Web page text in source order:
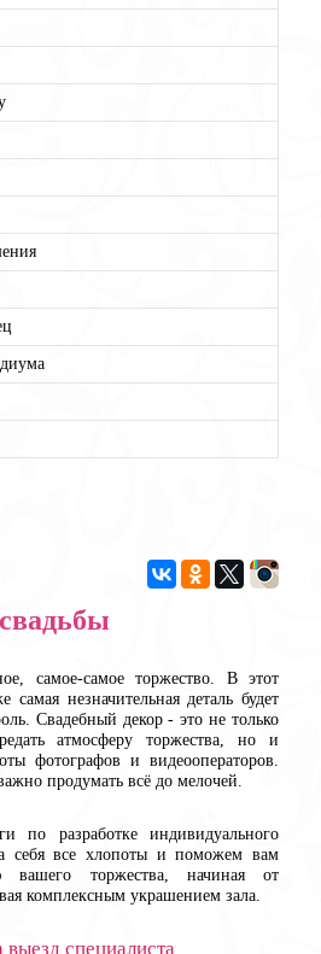
самое-самое торжество. В этот
самая незначительная деталь будет
Свадебный декор - это не только
атмосферу торжества, но и
фотографов и видеооператоров.
продумать всё до мелочей.
по разработке индивидуального
себя все хлопоты и поможем вам
вашего торжества, начиная от
комплексным украшением зала.
выезд специалиста